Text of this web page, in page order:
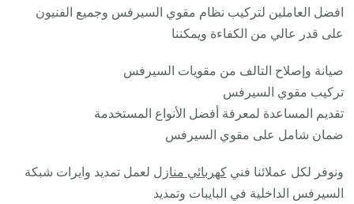
افضل العاملين لتركيب نظام مقوي السيرفس وجميع الفنيون
على قدر عالي من الكفاءة ويمكننا
صيانة وإصلاح التالف من مقويات السيرفس
تركيب مقوي السيرفس
تقديم المساعدة لمعرفة أفضل الأنواع المستخدمة
ضمان شامل على مقوي السيرفس
ونوفر لكل عملائنا فنيكهربائي منازل لعمل تمديد وايرات شبكة
السيرفس الداخلية في البايبات وتمديد